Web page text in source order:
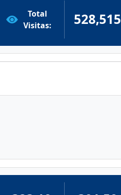
Total
Visitas:
528,515